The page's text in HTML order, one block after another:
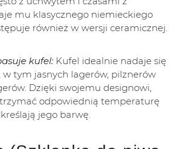
mu klasycznego niemieckiego
również w wersji ceramicznej.
kufel: Kufel idealnie nadaje się
tym jasnych lagerów, pilznerów
Dzięki swojemu designowi,
odpowiednią temperaturę
jego barwę.